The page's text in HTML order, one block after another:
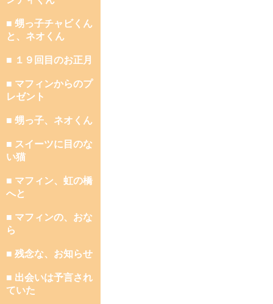
■ 甥っ子チャビくん
と、ネオくん
■ １９回目のお正月
■ マフィンからのプ
レゼント
■ 甥っ子、ネオくん
■ スイーツに目のな
い猫
■ マフィン、虹の橋
へと
■ マフィンの、おな
ら
■ 残念な、お知らせ
■ 出会いは予言され
ていた